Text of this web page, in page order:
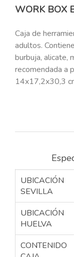
WORK BOX
Caja de
adultos.
burbuja, alicate,
recomendada a
14x17,2x30,3
UBICACIÓN
SEVILLA
UBICACIÓN
HUELVA
CONTENIDO